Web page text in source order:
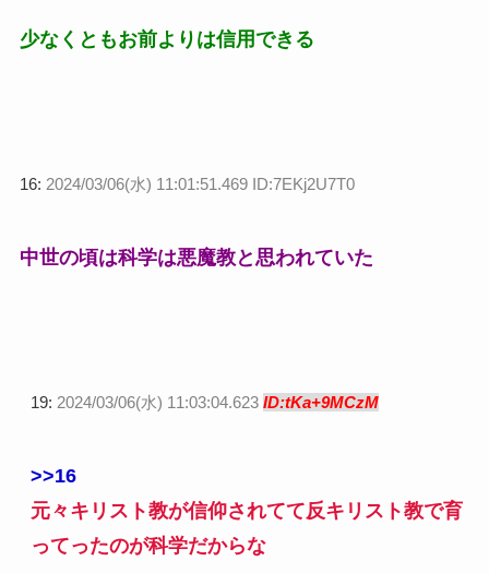
少なくともお前よりは信用できる
16: 2024/03/06(水) 11:01:51.469 ID:7EKj2U7T0
中世の頃は科学は悪魔教と思われていた
19: 2024/03/06(水) 11:03:04.623 ID:tKa+9MCzM
>>16
元々キリスト教が信仰されてて反キリスト教で育
ってったのが科学だからな